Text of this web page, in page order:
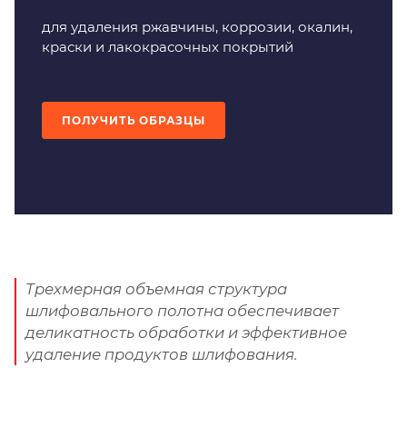
для удаления ржавчины, коррозии, окалин,
краски и лакокрасочных покрытий
ПОЛУЧИТЬ ОБРАЗЦЫ
Трехмерная объемная структура
шлифовального полотна обеспечивает
деликатность обработки и эффективное
удаление продуктов шлифования.